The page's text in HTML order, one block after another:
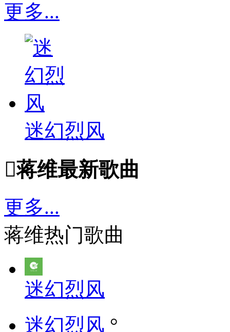
更多...
迷幻烈风
蒋维最新歌曲
更多...
蒋维热门歌曲
迷幻烈风
迷幻烈风 °